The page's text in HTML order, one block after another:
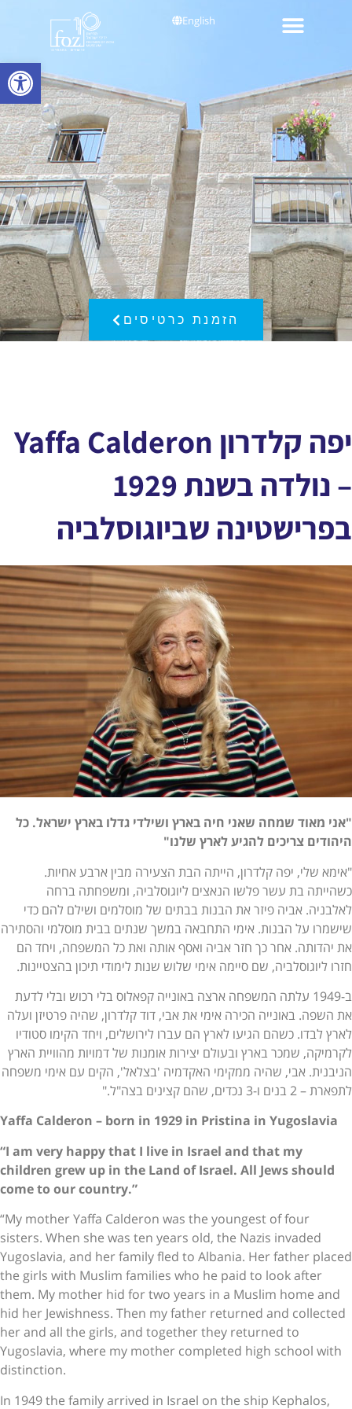
פתח
English
הזמנת כרטיסים
יפה קלדרון Yaffa Calderon
– נולדה בשנת 1929
בפרישטינה שביוגוסלביה
"אני מאוד שמחה שאני חיה בארץ ושילדי גדלו בארץ ישראל. כל
היהודים צריכים להגיע לארץ שלנו"
"אימא שלי, יפה קלדרון, הייתה הבת הצעירה מבין ארבע אחיות.
כשהייתה בת עשר פלשו הנאצים ליוגוסלביה, ומשפחתה ברחה
לאלבניה. אביה פיזר את הבנות בבתים של מוסלמים ושילם להם כדי
שישמרו על הבנות. אימי התחבאה במשך שנתים בבית מוסלמי והסתירה
את יהדותה. אחר כך חזר אביה ואסף אותה ואת כל המשפחה, ויחד הם
חזרו ליוגוסלביה, שם סיימה אימי שלוש שנות לימודי תיכון בהצטיינות.
ב-1949 עלתה המשפחה ארצה באונייה קפאלוס בלי רכוש ובלי לדעת
את השפה. באונייה הכירה אימי את אבי, דוד קלדרון, שהיה פרטיזן ועלה
לארץ לבדו. כשהם הגיעו לארץ הם עברו לירושלים, ויחד הקימו סטודיו
לקרמיקה, שמכר בארץ ובעולם יצירות אומנות של דמויות מהוויית הארץ
הניבנית. אבי, שהיה ממקימי האקדמיה 'בצלאל', הקים עם אימי משפחה
לתפארת – 2 בנים ו-3 נכדים, שהם קצינים בצה"ל."
Yaffa Calderon – born in 1929 in Pristina in Yugoslavia
“I am very happy that I live in Israel and that my
children grew up in the Land of Israel. All Jews should
come to our country.”
“My mother Yaffa Calderon was the youngest of four
sisters. When she was ten years old, the Nazis invaded
Yugoslavia, and her family fled to Albania. Her father placed
the girls with Muslim families who he paid to look after
them. My mother hid for two years in a Muslim home and
hid her Jewishness. Then my father returned and collected
her and all the girls, and together they returned to
Yugoslavia, where my mother completed high school with
distinction.
In 1949 the family arrived in Israel on the ship Kephalos,